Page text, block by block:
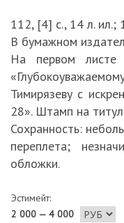
112, [4] с., 14 л. ил.;
В бумажном
На первом листе
Тимирязеву с
28». Штамп на
Сохранность:
переплета;
обложки.
Эстимейт:
2 000 — 4 000